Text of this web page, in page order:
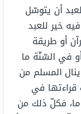
أن يتوسّل
خير للعبد
أو طريقة
في السّنّة ما
المسلم من
في
فكلّ ذلك من